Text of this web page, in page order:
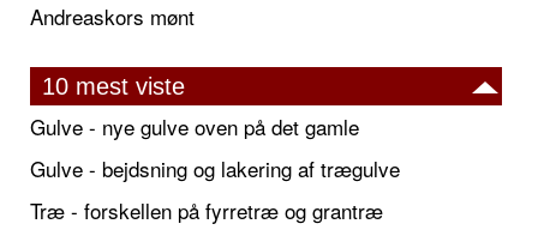
Andreaskors mønt
10 mest viste
Gulve - nye gulve oven på det gamle
Gulve - bejdsning og lakering af trægulve
Træ - forskellen på fyrretræ og grantræ